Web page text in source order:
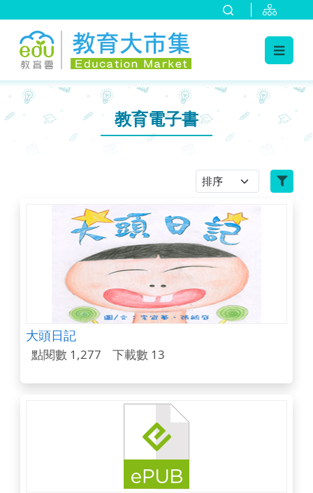
::: 教育電子書
大頭日記
點閱數 1,277 下載數 13